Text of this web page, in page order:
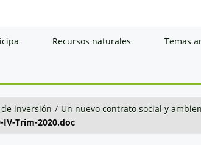
Recursos naturales Temas
inversión / Un nuevo contrato social y
Trim-2020.doc